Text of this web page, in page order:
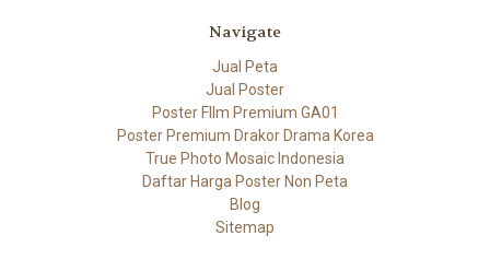
Navigate
Jual Peta
Jual Poster
Poster FIlm Premium GA01
Poster Premium Drakor Drama Korea
True Photo Mosaic Indonesia
Daftar Harga Poster Non Peta
Blog
Sitemap